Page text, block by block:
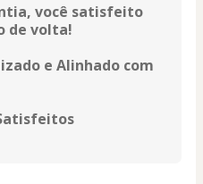
você satisfeito
de volta!
e Alinhado com